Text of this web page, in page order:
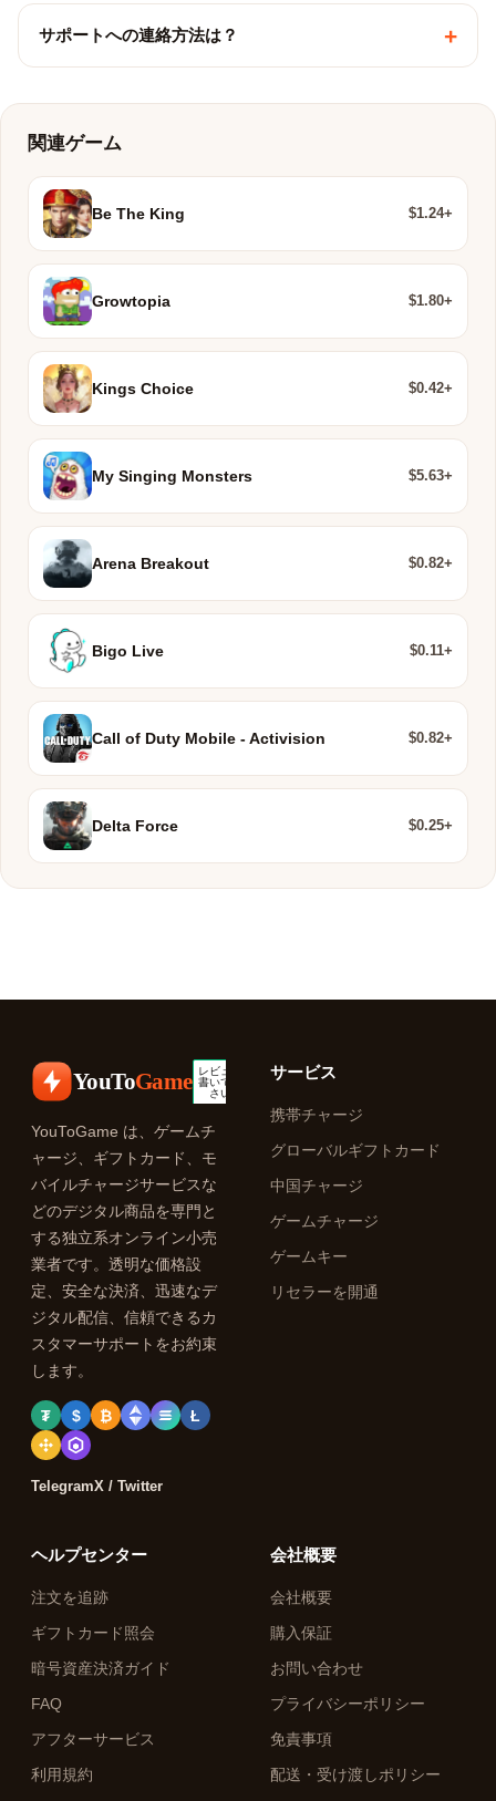
サポートへの連絡方法は？ +
関連ゲーム
Be The King $1.24+
Growtopia $1.80+
Kings Choice $0.42+
My Singing Monsters $5.63+
Arena Breakout $0.82+
Bigo Live $0.11+
Call of Duty Mobile - Activision $0.82+
Delta Force $0.25+
YouToGame
YouToGame は、ゲームチ
ャージ、ギフトカード、モ
バイルチャージサービスな
どのデジタル商品を専門と
する独立系オンライン小売
業者です。透明な価格設
定、安全な決済、迅速なデ
ジタル配信、信頼できるカ
スタマーサポートをお約束
します。
₮ $ ₿ Ł
TelegramX / Twitter
サービス
携帯チャージ
グローバルギフトカード
中国チャージ
ゲームチャージ
ゲームキー
リセラーを開通
ヘルプセンター
注文を追跡
ギフトカード照会
暗号資産決済ガイド
FAQ
アフターサービス
利用規約
会社概要
会社概要
購入保証
お問い合わせ
プライバシーポリシー
免責事項
配送・受け渡しポリシー